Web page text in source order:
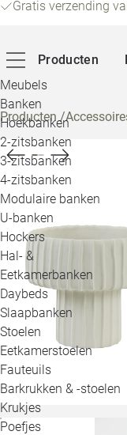
Gratis verzending
Producten
Meubels
Banken
Hoekbanken
2-zitsbanken
3-zitsbanken
4-zitsbanken
Modulaire banken
U-banken
Hockers
Hal- &
Eetkamerbanken
Daybeds
Slaapbanken
Stoelen
Eetkamerstoelen
Fauteuils
Barkrukken & -stoelen
Krukjes
Poefjes
Producten/